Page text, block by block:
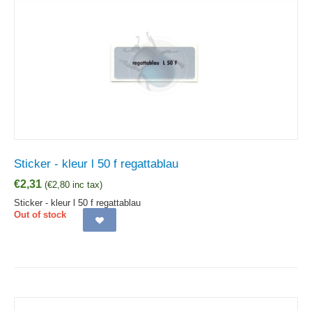
Sticker - kleur l 50 f regattablau
€2,31 (€2,80 inc tax)
Sticker - kleur l 50 f regattablau
Out of stock